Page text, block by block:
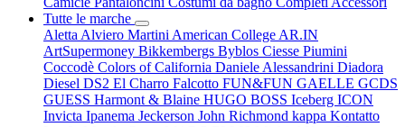
Tutte le marche
Aletta Alviero Martini American College AR.IN
ArtSupermoney Bikkembergs Byblos Ciesse Piumini
Coccodè Colors of California Daniele Alessandrini Diadora
Diesel DS2 El Charro Falcotto FUN&FUN GAELLE GCDS
GUESS Harmont & Blaine HUGO BOSS Iceberg ICON
Invicta Ipanema Jeckerson John Richmond kappa Kontatto